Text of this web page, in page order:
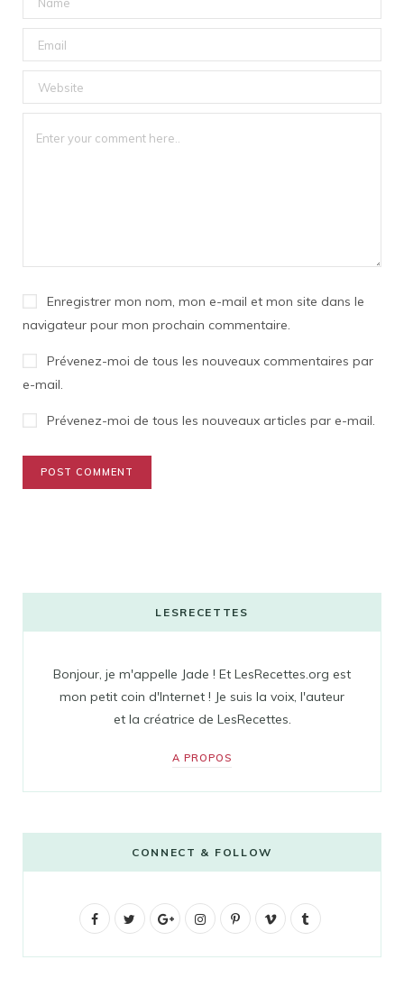
Enregistrer mon nom, mon e-mail et mon site dans le
navigateur pour mon prochain commentaire.
Prévenez-moi de tous les nouveaux commentaires par
e-mail.
Prévenez-moi de tous les nouveaux articles par e-mail.
LESRECETTES
Bonjour, je m'appelle Jade ! Et LesRecettes.org est
mon petit coin d'Internet ! Je suis la voix, l'auteur
et la créatrice de LesRecettes.
A PROPOS
CONNECT & FOLLOW
F
G
I
P
V